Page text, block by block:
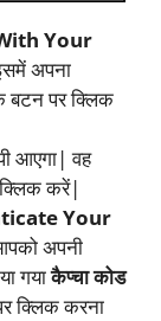
Your
अपना
बटन पर क्लिक
आएगा| वह
करें|
Your
अपनी
गयाकैप्चा कोड
क्लिक करना